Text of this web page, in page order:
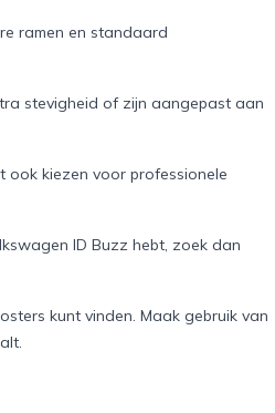
ramen en standaard
stevigheid of zijn aangepast aan
ook kiezen voor professionele
ID Buzz hebt, zoek dan
kunt vinden. Maak gebruik van